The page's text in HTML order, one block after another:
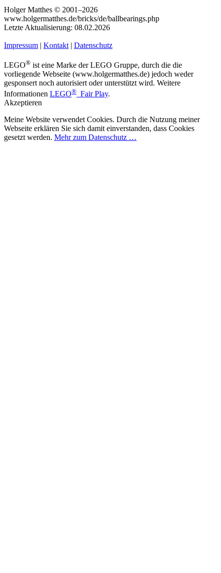
Holger Matthes © 2001–2026
www.holgermatthes.de/bricks/de/ballbearings.php
Letzte Aktualisierung: 08.02.2026
Impressum | Kontakt | Datenschutz
LEGO® ist eine Marke der LEGO Gruppe, durch die die
vorliegende Webseite (www.holgermatthes.de) jedoch weder
gesponsert noch autorisiert oder unterstützt wird. Weitere
Informationen LEGO® Fair Play.
Akzeptieren
Meine Website verwendet Cookies. Durch die Nutzung meiner
Webseite erklären Sie sich damit einverstanden, dass Cookies
gesetzt werden. Mehr zum Datenschutz …